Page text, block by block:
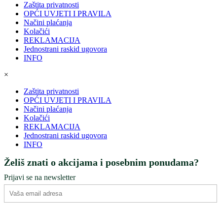
Zaštita privatnosti
OPĆI UVJETI I PRAVILA
Načini plaćanja
Kolačići
REKLAMACIJA
Jednostrani raskid ugovora
INFO
×
Zaštita privatnosti
OPĆI UVJETI I PRAVILA
Načini plaćanja
Kolačići
REKLAMACIJA
Jednostrani raskid ugovora
INFO
Želiš znati o akcijama i posebnim ponudama?
Prijavi se na newsletter